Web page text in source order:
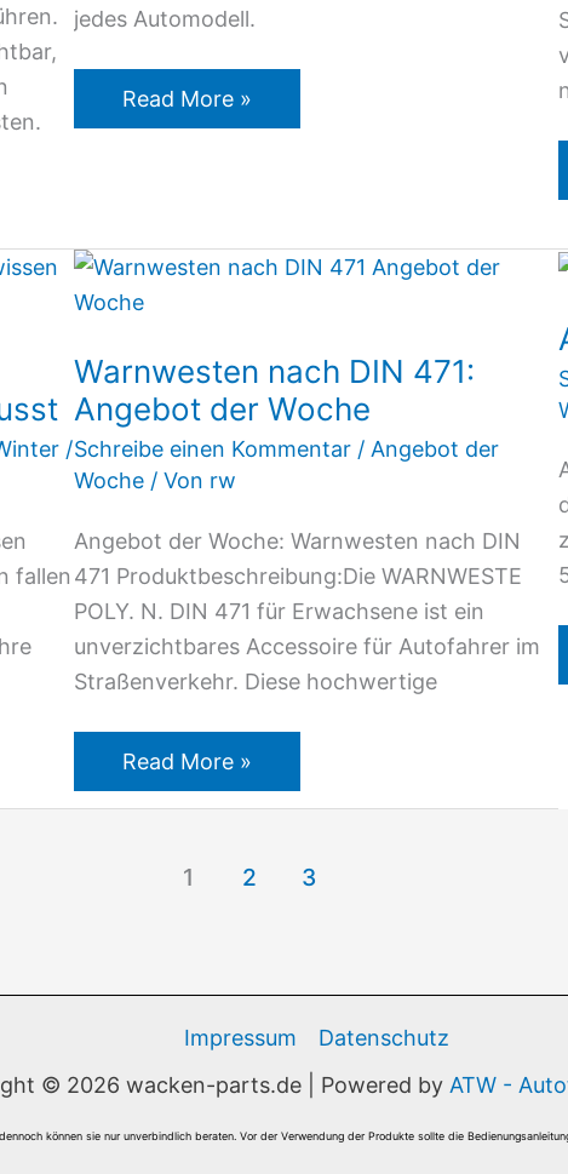
jedes Automodell.
Read More »
/
fallen
Warnwesten nach DIN 471:
Angebot der Woche
Schreibe einen Kommentar / Angebot der
Woche / Von rw
Angebot der Woche: Warnwesten nach DIN
471 Produktbeschreibung:Die WARNWESTE
POLY. N. DIN 471 für Erwachsene ist ein
unverzichtbares Accessoire für Autofahrer im
Straßenverkehr. Diese hochwertige
Warnwesten
nach
471:
Angebot
der
Woche
Read More »
1 2 3
Impressum
Datenschutz
© 2026 wacken-parts.de | Powered by ATW -
können sie nur unverbindlich beraten. Vor der Verwendung der Produkte sollte die